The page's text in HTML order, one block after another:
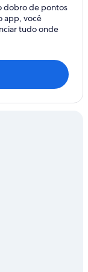
dobro de pontos
app, você
tudo onde